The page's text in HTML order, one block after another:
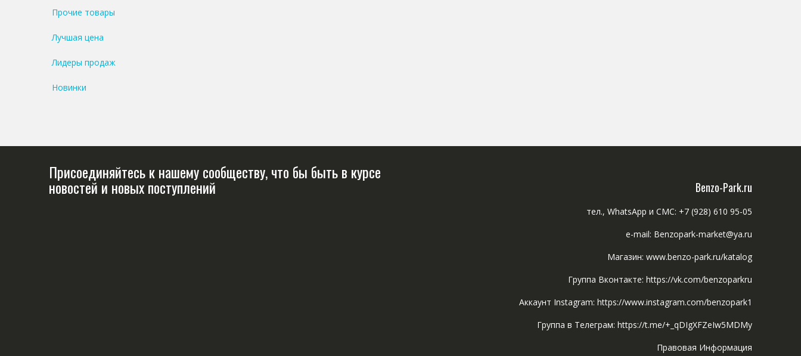
Прочие товары
Лучшая цена
Лидеры продаж
Новинки
Присоединяйтесь к нашему сообществу, что бы быть в курсе
новостей и новых поступлений Benzo-Park.ru
тел., WhatsApp и СМС: +7 (928) 610 95-05
e-mail: Benzopark-market@ya.ru
Магазин: www.benzo-park.ru/katalog
Группа Вконтакте: https://vk.com/benzoparkru
Аккаунт Instagram: https://www.instagram.com/benzopark1
Группа в Телеграм: https://t.me/+_qDIgXFZeIw5MDMy
Правовая Информация